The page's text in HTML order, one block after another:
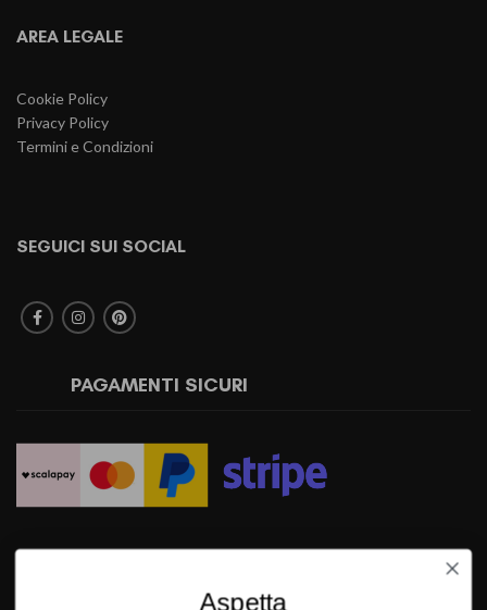
AREA LEGALE
Cookie Policy
Privacy Policy
Termini e Condizioni
SEGUICI SUI SOCIAL
PAGAMENTI SICURI
Aspetta